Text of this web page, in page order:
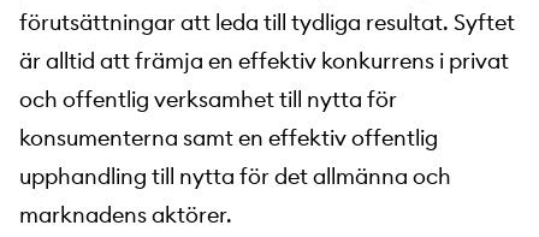
förutsättningar att leda till tydliga resultat. Syftet
är alltid att främja en effektiv konkurrens i privat
och offentlig verksamhet till nytta för
konsumenterna samt en effektiv offentlig
upphandling till nytta för det allmänna och
marknadens aktörer.